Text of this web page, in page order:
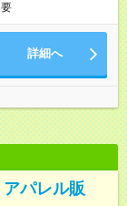
詳細へ
パレル販